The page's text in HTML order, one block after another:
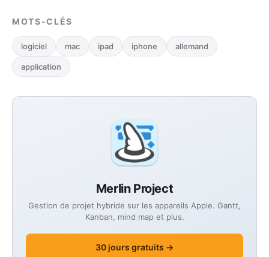
Merlin Project
Gestion de projet hybride sur les appareils Apple. Gantt,
Kanban, mind map et plus.
30 jours gratuits →
MOTS-CLÉS
logiciel mac ipad iphone allemand
application